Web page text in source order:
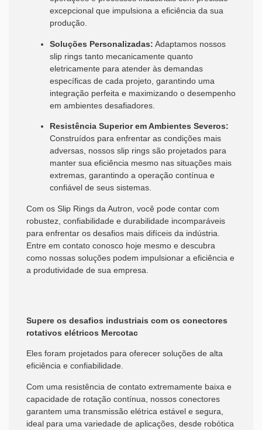
excepcional que impulsiona a eficiência da sua
produção.
Soluções Personalizadas: Adaptamos nossos
slip rings tanto mecanicamente quanto
eletricamente para atender às demandas
específicas de cada projeto, garantindo uma
integração perfeita e maximizando o desempenho
em ambientes desafiadores.
Resistência Superior em Ambientes Severos:
Construídos para enfrentar as condições mais
adversas, nossos slip rings são projetados para
manter sua eficiência mesmo nas situações mais
extremas, garantindo a operação contínua e
confiável de seus sistemas.
Com os Slip Rings da Autron, você pode contar com
robustez, confiabilidade e durabilidade incomparáveis
para enfrentar os desafios mais difíceis da indústria.
Entre em contato conosco hoje mesmo e descubra
como nossas soluções podem impulsionar a eficiência e
a produtividade de sua empresa.
Supere os desafios industriais com os conectores
rotativos elétricos Mercotac
Eles foram projetados para oferecer soluções de alta
eficiência e confiabilidade.
Com uma resistência de contato extremamente baixa e
capacidade de rotação contínua, nossos conectores
garantem uma transmissão elétrica estável e segura,
ideal para uma variedade de aplicações, desde robótica